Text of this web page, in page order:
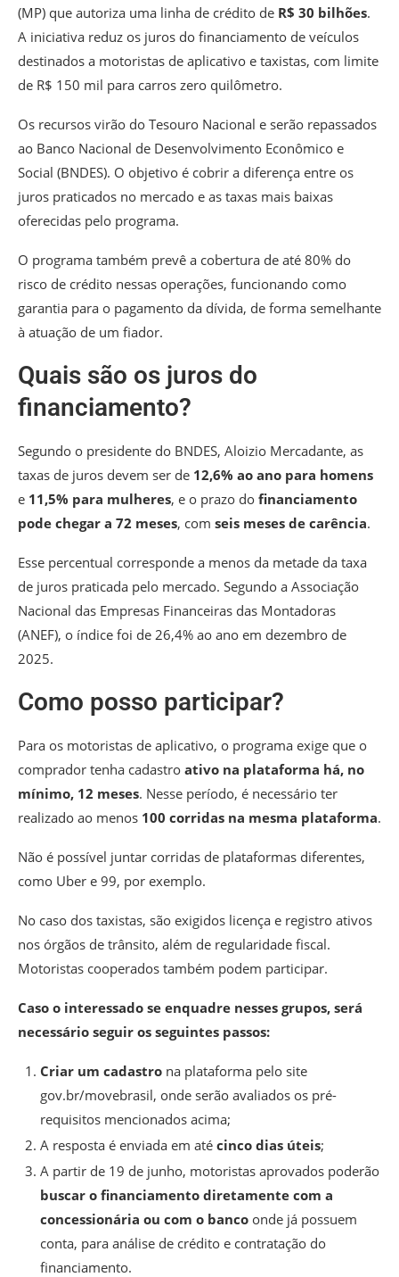
(MP) que autoriza uma linha de crédito de R$ 30 bilhões.
A iniciativa reduz os juros do financiamento de veículos
destinados a motoristas de aplicativo e taxistas, com limite
de R$ 150 mil para carros zero quilômetro.
Os recursos virão do Tesouro Nacional e serão repassados
ao Banco Nacional de Desenvolvimento Econômico e
Social (BNDES). O objetivo é cobrir a diferença entre os
juros praticados no mercado e as taxas mais baixas
oferecidas pelo programa.
O programa também prevê a cobertura de até 80% do
risco de crédito nessas operações, funcionando como
garantia para o pagamento da dívida, de forma semelhante
à atuação de um fiador.
Quais são os juros do
financiamento?
Segundo o presidente do BNDES, Aloizio Mercadante, as
taxas de juros devem ser de 12,6% ao ano para homens
e 11,5% para mulheres, e o prazo do financiamento
pode chegar a 72 meses, com seis meses de carência.
Esse percentual corresponde a menos da metade da taxa
de juros praticada pelo mercado. Segundo a Associação
Nacional das Empresas Financeiras das Montadoras
(ANEF), o índice foi de 26,4% ao ano em dezembro de
2025.
Como posso participar?
Para os motoristas de aplicativo, o programa exige que o
comprador tenha cadastro ativo na plataforma há, no
mínimo, 12 meses. Nesse período, é necessário ter
realizado ao menos 100 corridas na mesma plataforma.
Não é possível juntar corridas de plataformas diferentes,
como Uber e 99, por exemplo.
No caso dos taxistas, são exigidos licença e registro ativos
nos órgãos de trânsito, além de regularidade fiscal.
Motoristas cooperados também podem participar.
Caso o interessado se enquadre nesses grupos, será
necessário seguir os seguintes passos:
Criar um cadastro na plataforma pelo site
gov.br/movebrasil, onde serão avaliados os pré-
requisitos mencionados acima;
A resposta é enviada em até cinco dias úteis;
A partir de 19 de junho, motoristas aprovados poderão
buscar o financiamento diretamente com a
concessionária ou com o banco onde já possuem
conta, para análise de crédito e contratação do
financiamento.